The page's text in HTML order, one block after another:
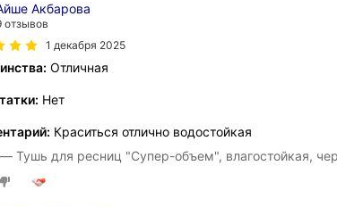
Акбарова
отзывов
1 декабря 2025
Отличная
Нет
Краситься отлично водостойкая
Тушь для ресниц "Супер-объем", влагостойкая,